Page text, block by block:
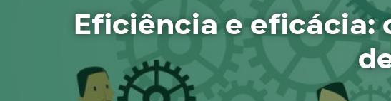
Eficiência e eficácia: